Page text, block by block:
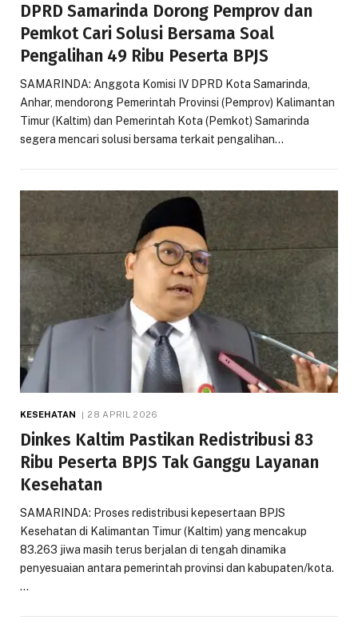
DPRD Samarinda Dorong Pemprov dan
Pemkot Cari Solusi Bersama Soal
Pengalihan 49 Ribu Peserta BPJS
SAMARINDA: Anggota Komisi IV DPRD Kota Samarinda,
Anhar, mendorong Pemerintah Provinsi (Pemprov) Kalimantan
Timur (Kaltim) dan Pemerintah Kota (Pemkot) Samarinda
segera mencari solusi bersama terkait pengalihan…
KESEHATAN 28 APRIL 2026
Dinkes Kaltim Pastikan Redistribusi 83
Ribu Peserta BPJS Tak Ganggu Layanan
Kesehatan
SAMARINDA: Proses redistribusi kepesertaan BPJS
Kesehatan di Kalimantan Timur (Kaltim) yang mencakup
83.263 jiwa masih terus berjalan di tengah dinamika
penyesuaian antara pemerintah provinsi dan kabupaten/kota.
…